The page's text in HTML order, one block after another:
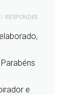
RESPONDER
e